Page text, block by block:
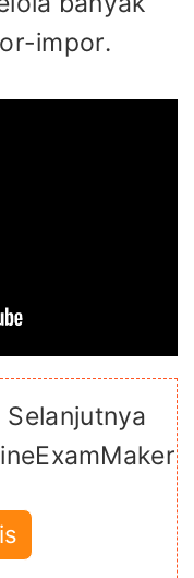
impor.
Selanjutnya